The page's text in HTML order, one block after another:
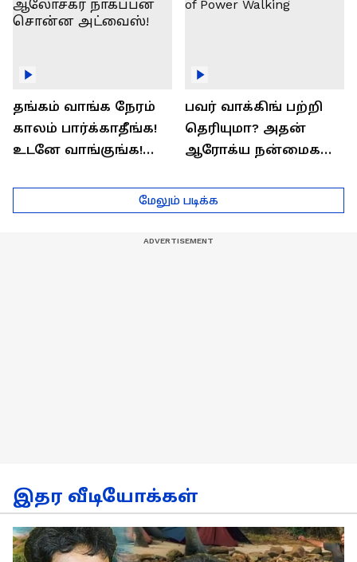
தங்கம் வாங்க நேரம்
காலம் பார்க்காதீங்க!
உடனே வாங்குங்க!
ஆலோசகர் நாகப்பன்
சொன்ன அட்வைஸ்!
பவர் வாக்கிங் பற்றி
தெரியுமா? அதன்
ஆரோக்ய நன்மைகள்
of Power Walking
மேலும் படிக்க
இதர வீடியோக்கள்